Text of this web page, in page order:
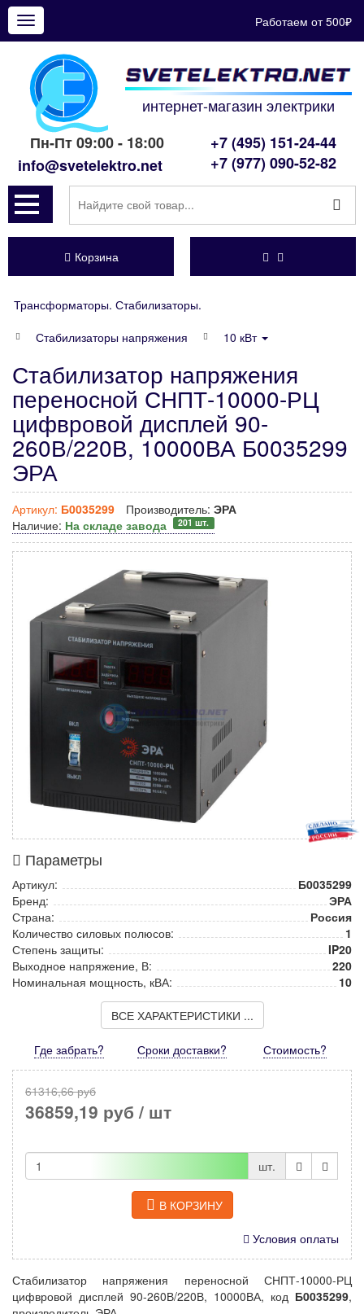
Показать
меню
Работаем от 500₽
интернет-магазин электрики
Пн-Пт 09:00 - 18:00
info@svetelektro.net
+7 (495) 151-24-44
+7 (977) 090-52-82
Корзина
Трансформаторы. Стабилизаторы.
Стабилизаторы напряжения
10 кВт
Стабилизатор напряжения
переносной СНПТ-10000-РЦ
цифвровой дисплей 90-
260В/220В, 10000ВА Б0035299
ЭРА
Артикул: Б0035299 Производитель: ЭРА
Наличие: На складе завода 201 шт.
Параметры
Артикул:
Б0035299
Бренд:
ЭРА
Страна:
Россия
Количество силовых полюсов:
1
Степень защиты:
IP20
Выходное напряжение, В:
220
Номинальная мощность, кВА:
10
ВСЕ ХАРАКТЕРИСТИКИ ...
Где забрать? Сроки доставки? Стоимость?
61316,66 руб
36859,19 руб / шт
шт.
В КОРЗИНУ
Условия оплаты
Стабилизатор напряжения переносной СНПТ-10000-РЦ
цифвровой дисплей 90-260В/220В, 10000ВА, код Б0035299,